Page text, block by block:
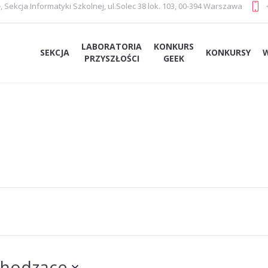
, Sekcja Informatyki Szkolnej, ul.Solec 38 lok. 103, 00-394 Warszawa
SEKCJA
LABORATORIA
PRZYSZŁOŚCI
KONKURS
GEEK
KONKURSY